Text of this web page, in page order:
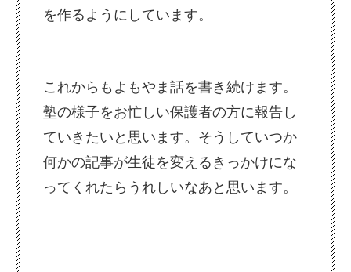
を作るようにしています。
これからもよもやま話を書き続けます。
塾の様子をお忙しい保護者の方に報告し
ていきたいと思います。そうしていつか
何かの記事が生徒を変えるきっかけにな
ってくれたらうれしいなあと思います。